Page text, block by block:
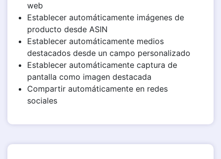
web
Establecer automáticamente imágenes de
producto desde ASIN
Establecer automáticamente medios
destacados desde un campo personalizado
Establecer automáticamente captura de
pantalla como imagen destacada
Compartir automáticamente en redes
sociales